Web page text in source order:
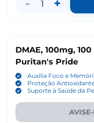
- 1 +
DMAE, 100mg,
Puritan's Pride
Auxilia Foco e
Proteção
Suporte à Saúde da